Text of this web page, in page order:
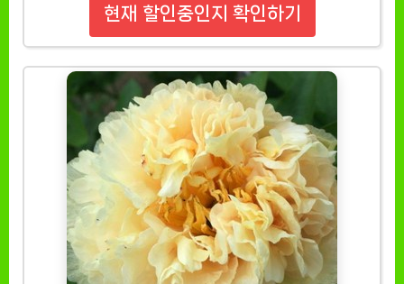
현재 할인중인지 확인하기